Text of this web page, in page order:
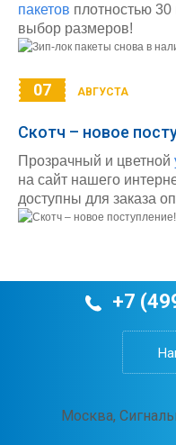
пакетов плотностью
выбор размеров!
07 АВГУСТА
Скотч – новое
Прозрачный и цветной
на сайт нашего
доступны для заказа
+7
Москва,